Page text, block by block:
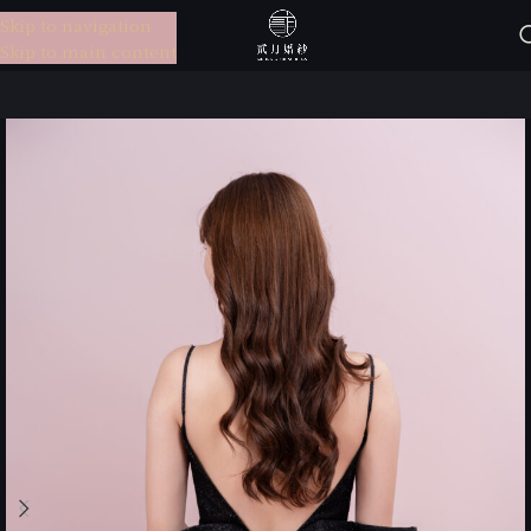
Skip to navigation
Skip to main content
選單